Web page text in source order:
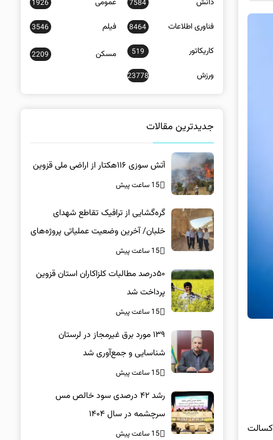
کسالت
7584
1926
فناوری اطلاعات 8464 فیلم 3546
کاریکاتور 519 مسکن 2209
ورزش 23778
جدیدترین مقالات
آتش سوزی ۱۱۶هکتار از اراضی ملی قزوین
15 ساعت پیش
گره‌گشایی از ترافیک تقاطع شهدای
خلبان/ آخرین وضعیت عملیاتی پروژه‌های
زیرساختی در کرمان
15 ساعت پیش
۵۰درصد مطالبات کلزاکاران استان قزوین
پرداخت شد
15 ساعت پیش
۱۳۹ مورد برق غیرمجاز در لرستان
شناسایی و جمع‌آوری شد
15 ساعت پیش
رشد ۴۲ درصدی سود خالص مس
سرچشمه در سال ۱۴۰۴
15 ساعت پیش